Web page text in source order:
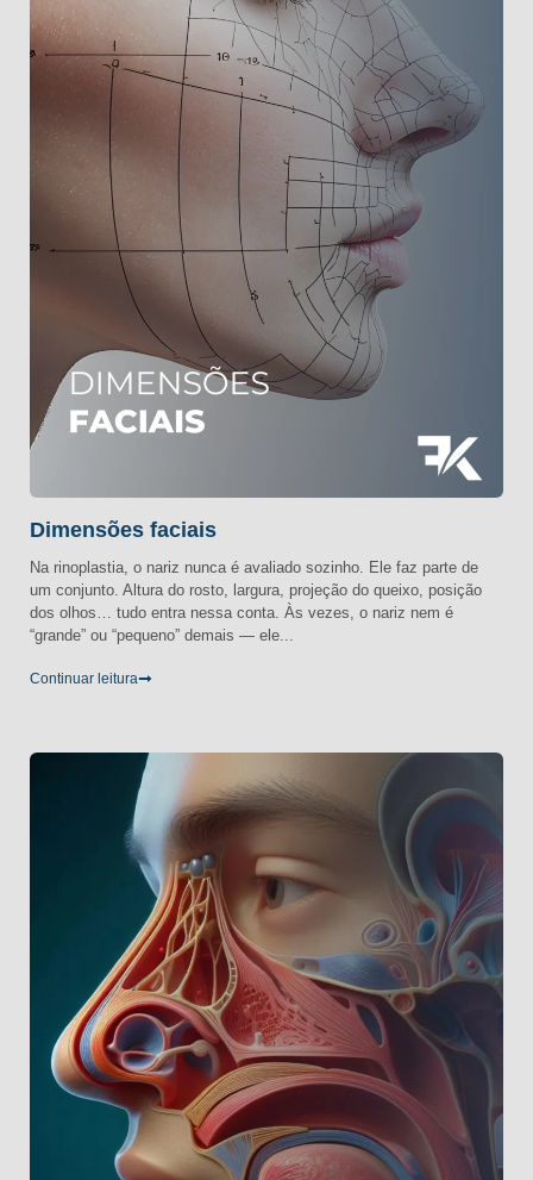
Dimensões faciais
Na rinoplastia, o nariz nunca é avaliado sozinho. Ele faz parte de
um conjunto. Altura do rosto, largura, projeção do queixo, posição
dos olhos… tudo entra nessa conta. Às vezes, o nariz nem é
“grande” ou “pequeno” demais — ele...
Continuar leitura